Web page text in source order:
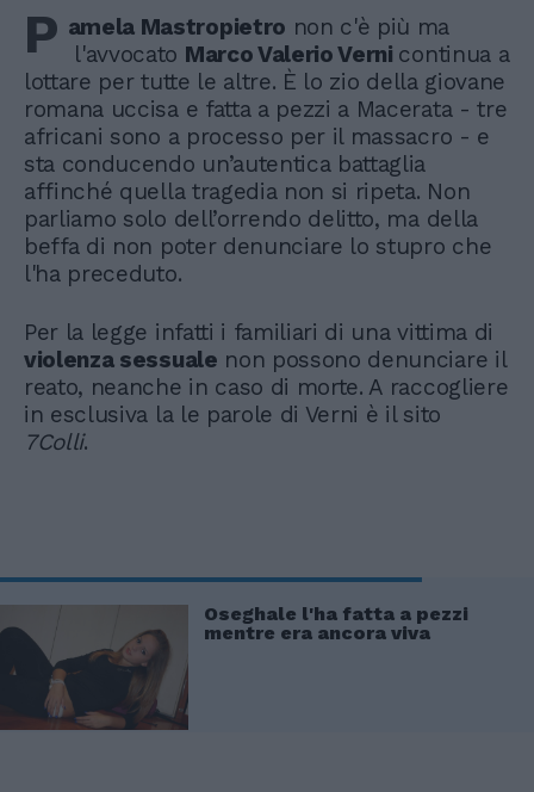
P amela Mastropietro non c'è più ma
l'avvocato Marco Valerio Verni continua a
lottare per tutte le altre. È lo zio della giovane
romana uccisa e fatta a pezzi a Macerata - tre
africani sono a processo per il massacro - e
sta conducendo un’autentica battaglia
affinché quella tragedia non si ripeta. Non
parliamo solo dell’orrendo delitto, ma della
beffa di non poter denunciare lo stupro che
l'ha preceduto.
Per la legge infatti i familiari di una vittima di
violenza sessuale non possono denunciare il
reato, neanche in caso di morte. A raccogliere
in esclusiva la le parole di Verni è il sito
7Colli.
Oseghale l'ha fatta a pezzi
mentre era ancora viva